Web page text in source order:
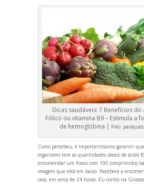
Dicas saudáveis: 7 Benefícios do
Fólico ou vitamina B9 – Estimula a
de hemoglobina | Foto:
Como percebeu, é importantíssimo garantir
organismo tem as quantidades ideais de ácido
encomendar um frasco com 100 comprimidos
imagem que está em baixo. Receberá a
casa, em cerca de 24 horas. Eu confio na